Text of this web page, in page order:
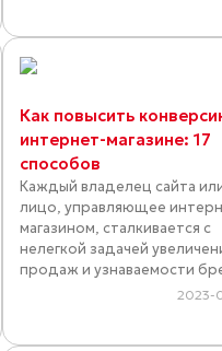
Как повысить
интернет-магазине: 17
способов
Каждый владелец сайта
лицо, управляющее
магазином, сталкивается с
нелегкой задачей
продаж и узнаваемости
2023-